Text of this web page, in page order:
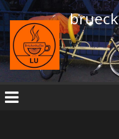
Zum
Inhalt
springen